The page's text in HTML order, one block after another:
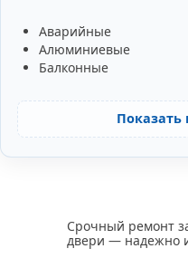
Аварийные
Алюминиевые
Балконные
Показать
Срочный ремонт
двери — надежно